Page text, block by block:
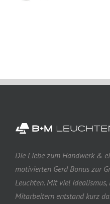
Die Liebe zum Handwerk &
motivierten Gerd Bonus zur
Leuchten. Mit viel
Mitarbeitern entstand kurz